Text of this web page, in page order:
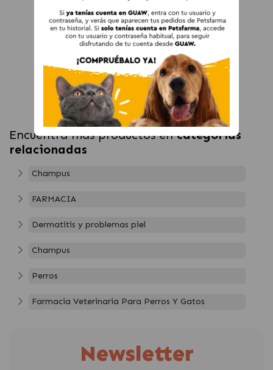
Encuentra más productos encategorías
relacionadas
Champus
FARMACIA
Dermatitis y problemas piel
Champus
Perros
Farmacia Veterinaria Para Perros Y Gatos
Newsletter